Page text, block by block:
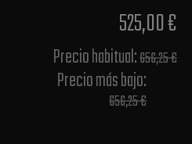
525,00 €
Precio habitual​:656,25 €
Precio más bajo​:
656,25 €